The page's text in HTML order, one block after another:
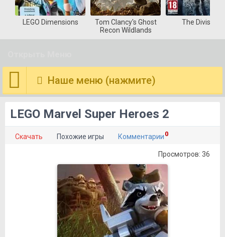
LEGO Dimensions
Tom Clancy's Ghost
Recon Wildlands
The Division
Наше меню (нажмите)
LEGO Marvel Super Heroes 2
Скачать Похожие игры Комментарии 0
Просмотров: 36